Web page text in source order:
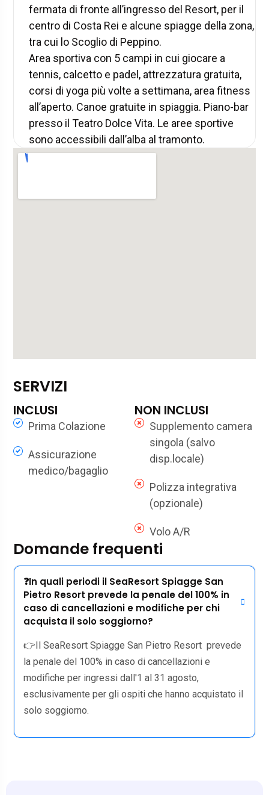
fermata di fronte all’ingresso del Resort, per il
centro di Costa Rei e alcune spiagge della zona,
tra cui lo Scoglio di Peppino.
Area sportiva con 5 campi in cui giocare a
tennis, calcetto e padel, attrezzatura gratuita,
corsi di yoga più volte a settimana, area fitness
all’aperto. Canoe gratuite in spiaggia. Piano-bar
presso il Teatro Dolce Vita. Le aree sportive
sono accessibili dall’alba al tramonto.
SERVIZI
INCLUSI
Prima Colazione
Assicurazione
medico/bagaglio
NON INCLUSI
Supplemento camera
singola (salvo
disp.locale)
Polizza integrativa
(opzionale)
Volo A/R
Domande frequenti
❓In quali periodi il SeaResort Spiagge San
Pietro Resort prevede la penale del 100% in
caso di cancellazioni e modifiche per chi
acquista il solo soggiorno?
👉Il SeaResort Spiagge San Pietro Resort prevede
la penale del 100% in caso di cancellazioni e
modifiche per ingressi dall'1 al 31 agosto,
esclusivamente per gli ospiti che hanno acquistato il
solo soggiorno.